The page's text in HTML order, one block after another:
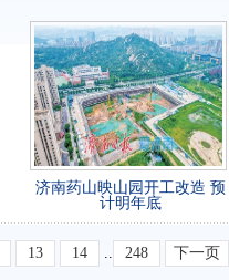
济南药山映山园开工改造 预
计明年底
13 14 .. 248 下一页